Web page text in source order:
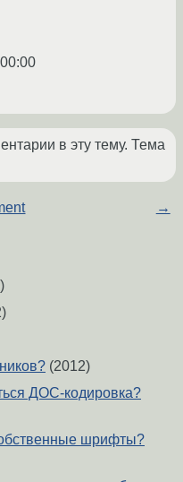
в эту тему. Тема
→
(2012)
ДОС-кодировка?
шрифты?